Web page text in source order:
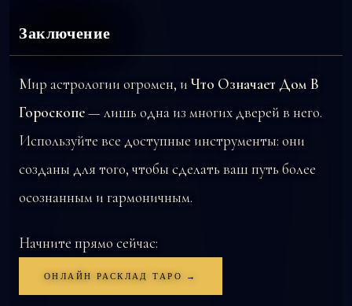
Заключение
Мир астрологии огромен, и Что Означает Дом В
Гороскопе— лишь одна из многих дверей в него.
Используйте все доступные инструменты: они
созданы для того, чтобы сделать ваш путь более
осознанным и гармоничным.
Начните прямо сейчас:
ОНЛАЙН РАСКЛАД ТАРО →